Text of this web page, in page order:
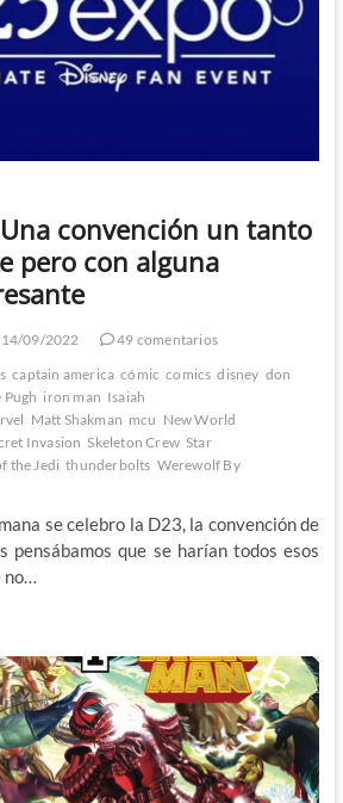
convención un tanto
pero con alguna
14/09/2022
49 comentarios
captain america cómic comics disney don
Pugh iron man Isaiah
Matt Shakman mcu New World
Invasion Skeleton Crew Star
the Jedi thunderbolts Werewolf By
se celebro la D23, la convención de
pensábamos que se harían todos esos